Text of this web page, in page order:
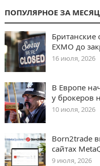
ПОПУЛЯРНОЕ ЗА МЕСЯЦ
EXMO до
16 июля, 2026
В Европе
у брокеров
10 июля, 2026
Born2trade
сайтах
9 июля, 2026